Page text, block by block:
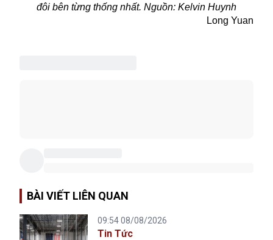
đôi bên từng thống nhất. Nguồn: Kelvin Huynh
Long Yuan
BÀI VIẾT LIÊN QUAN
09:54 08/08/2026
Tin Tức